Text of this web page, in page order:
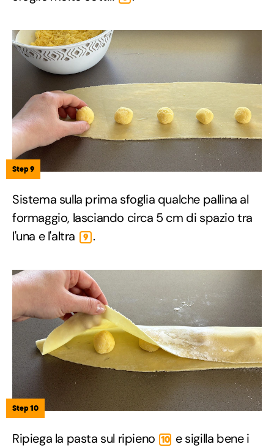
Step 9
Sistema sulla prima sfoglia qualche pallina al
formaggio, lasciando circa 5 cm di spazio tra
l'una e l'altra
9 .
Step 10
Ripiega la pasta sul ripieno 10 e sigilla bene i